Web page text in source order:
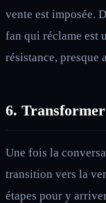
vente est imposée.
fan qui réclame est
résistance, presque
6.
Une fois la
transition vers la
étapes pour y